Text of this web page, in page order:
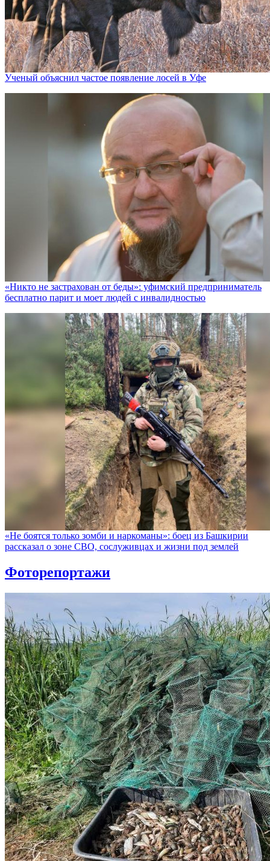
Ученый объяснил частое появление лосей в Уфе
«Никто не заcтрахован от беды»: уфимский предприниматель
бесплатно парит и моет людей с инвалидностью
«Не боятся только зомби и наркоманы»: боец из Башкирии
рассказал о зоне СВО, сослуживцах и жизни под землей
Фоторепортажи